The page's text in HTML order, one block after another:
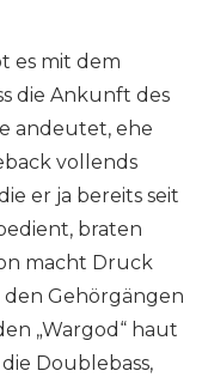
es mit dem
die Ankunft des
andeutet, ehe
vollends
er ja bereits seit
braten
macht Druck
Gehörgängen
„Wargod“ haut
Doublebass,